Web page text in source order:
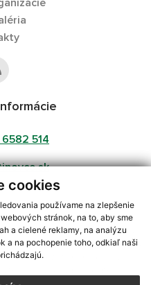
cookies
používame na zlepšenie
stránok, na to, aby sme
a cielené reklamy, na analýzu
a na pochopenie toho, odkiaľ naši
6582 514
informácií s využitím RSS
2,Mapa stránok,web portál
,domény,registrácia domény